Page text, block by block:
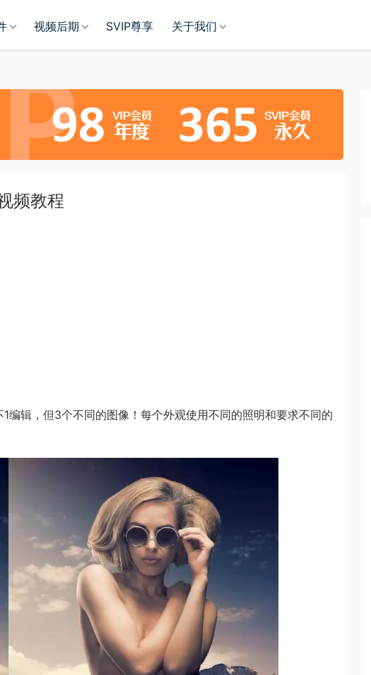
视频后期 SVIP尊享 关于我们
频教程
辑，但3个不同的图像！每个外观使用不同的照明和要求不同的